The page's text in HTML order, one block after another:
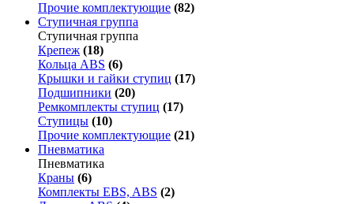
Прочие комплектующие (82)
Ступичная группа
Ступичная группа
Крепеж (18)
Кольца ABS (6)
Крышки и гайки ступиц (17)
Подшипники (20)
Ремкомплекты ступиц (17)
Ступицы (10)
Прочие комплектующие (21)
Пневматика
Пневматика
Краны (6)
Комплекты EBS, ABS (2)